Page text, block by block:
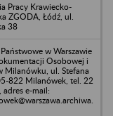
Pracy Krawiecko-
ZGODA, Łódź, ul.
38
w Warszawie
Osobowej i
Milanówku, ul. Stefana
822 Milanówek, tel. 22
e-mail: